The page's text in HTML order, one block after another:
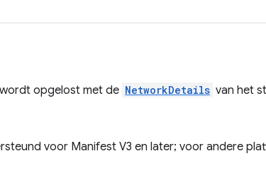
opgelost met de NetworkDetails van het
voor Manifest V3 en later; voor andere